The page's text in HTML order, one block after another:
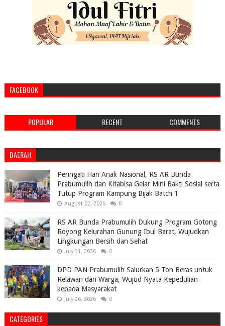
FACEBOOK
POPULAR RECENT COMMENTS
DAERAH
Peringati Hari Anak Nasional, RS AR Bunda
Prabumulih dan Kitabisa Gelar Mini Bakti Sosial serta
Tutup Program Kampung Bijak Batch 1
August 02, 2026 0
RS AR Bunda Prabumulih Dukung Program Gotong
Royong Kelurahan Gunung Ibul Barat, Wujudkan
Lingkungan Bersih dan Sehat
July 31, 2026 0
DPD PAN Prabumulih Salurkan 5 Ton Beras untuk
Relawan dan Warga, Wujud Nyata Kepedulian
kepada Masyarakat
July 26, 2026 0
CATEGORIES